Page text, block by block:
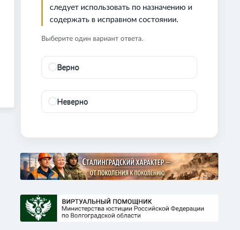
следует использовать по назначению и
содержать в исправном состоянии.
Выберите один вариант ответа.
Верно
Неверно